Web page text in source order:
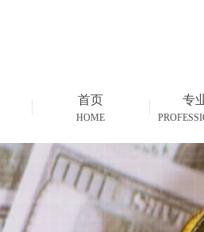
首页
HOME
专